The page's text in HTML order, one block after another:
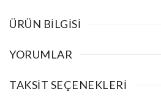
ÜRÜN BILGISI
YORUMLAR
TAKSIT SEÇENEKLERI